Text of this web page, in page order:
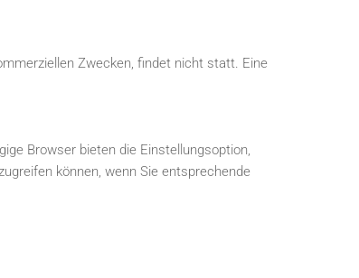
Zwecken, findet nicht statt. Eine
Browser bieten die Einstellungsoption,
können, wenn Sie entsprechende